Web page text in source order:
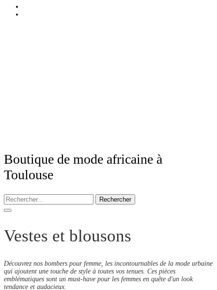
Boutique de mode africaine à
Toulouse
Rechercher
Vestes et blousons
Découvrez nos bombers pour femme, les incontournables de la mode urbaine
qui ajoutent une touche de style à toutes vos tenues. Ces pièces
emblématiques sont un must-have pour les femmes en quête d'un look
tendance et audacieux.